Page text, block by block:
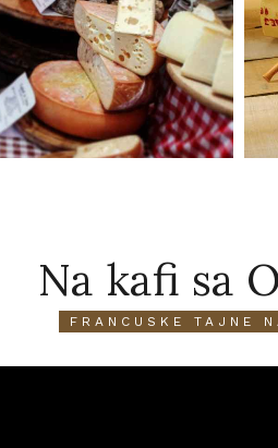
Na kafi sa
FRANCUSKE TAJNE